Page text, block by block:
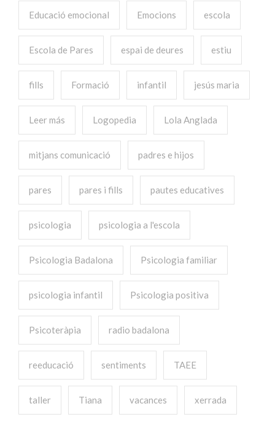
Educació emocional Emocions escola
Escola de Pares espai de deures estiu
fills Formació infantil jesús maria
Leer más Logopedia Lola Anglada
mitjans comunicació padres e hijos
pares pares i fills pautes educatives
psicologia psicologia a l'escola
Psicologia Badalona Psicologia familiar
psicologia infantil Psicologia positiva
Psicoteràpia radio badalona
reeducació sentiments TAEE
taller Tiana vacances xerrada